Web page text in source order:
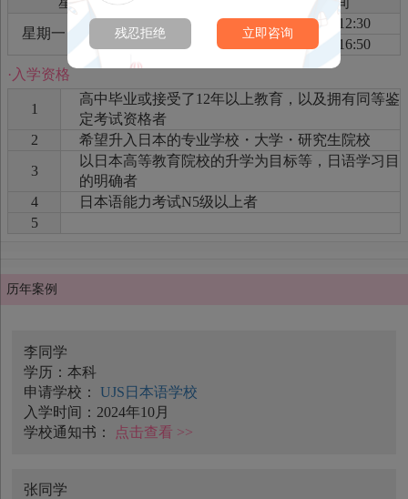
星期一～星期五
上午
09:00-12:30
下午
13:20-16:50
·入学资格
1
高中毕业或接受了12年以上教育，以及拥有同等鉴
定考试资格者
2
希望升入日本的专业学校・大学・研究生院校
3
以日本高等教育院校的升学为目标等，日语学习目
的明确者
4
日本语能力考试N5级以上者
5
历年案例
李同学
学历：本科
申请学校： UJS日本语学校
入学时间：2024年10月
学校通知书：
点击查看 >>
张同学
残忍拒绝 立即咨询